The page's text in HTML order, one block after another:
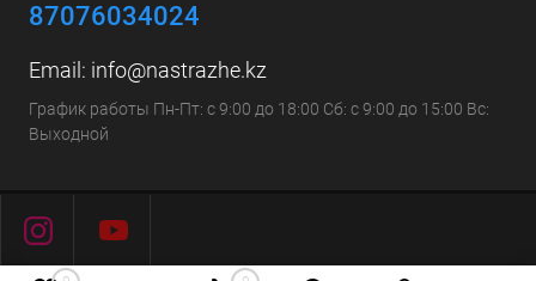
87076034024
Email: info@nastrazhe.kz
График работы Пн-Пт: с 9:00 до 18:00 Сб: с 9:00 до 15:00 Вс:
Выходной